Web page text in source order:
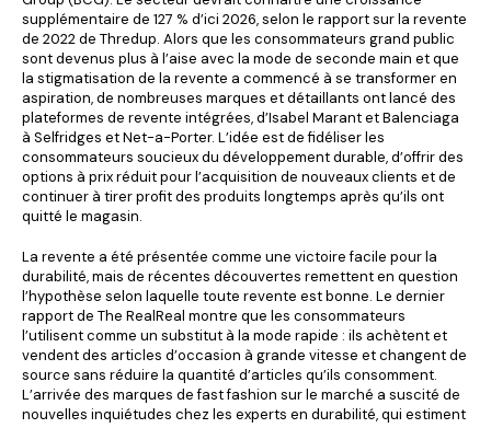
supplémentaire de 127 % d’ici 2026, selon le rapport sur la revente
de 2022 de Thredup. Alors que les consommateurs grand public
sont devenus plus à l’aise avec la mode de seconde main et que
la stigmatisation de la revente a commencé à se transformer en
aspiration, de nombreuses marques et détaillants ont lancé des
plateformes de revente intégrées, d’Isabel Marant et Balenciaga
à Selfridges et Net-a-Porter. L’idée est de fidéliser les
consommateurs soucieux du développement durable, d’offrir des
options à prix réduit pour l’acquisition de nouveaux clients et de
continuer à tirer profit des produits longtemps après qu’ils ont
quitté le magasin.
La revente a été présentée comme une victoire facile pour la
durabilité, mais de récentes découvertes remettent en question
l’hypothèse selon laquelle toute revente est bonne. Le dernier
rapport de The RealReal montre que les consommateurs
l’utilisent comme un substitut à la mode rapide : ils achètent et
vendent des articles d’occasion à grande vitesse et changent de
source sans réduire la quantité d’articles qu’ils consomment.
L’arrivée des marques de fast fashion sur le marché a suscité de
nouvelles inquiétudes chez les experts en durabilité, qui estiment